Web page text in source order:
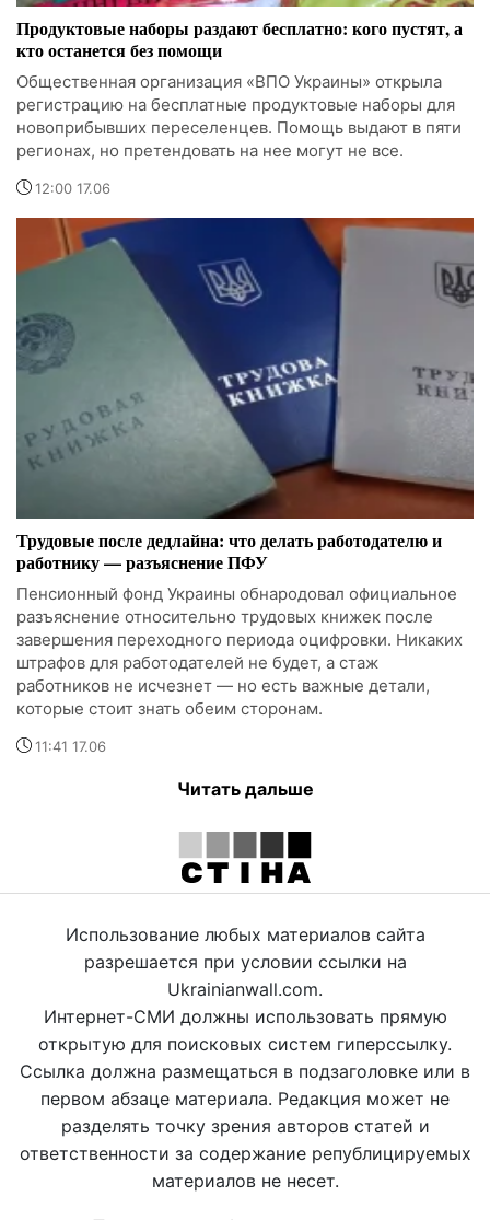
Продуктовые наборы раздают бесплатно: кого пустят, а
кто останется без помощи
Общественная организация «ВПО Украины» открыла
регистрацию на бесплатные продуктовые наборы для
новоприбывших переселенцев. Помощь выдают в пяти
регионах, но претендовать на нее могут не все.
12:00 17.06
Трудовые после дедлайна: что делать работодателю и
работнику — разъяснение ПФУ
Пенсионный фонд Украины обнародовал официальное
разъяснение относительно трудовых книжек после
завершения переходного периода оцифровки. Никаких
штрафов для работодателей не будет, а стаж
работников не исчезнет — но есть важные детали,
которые стоит знать обеим сторонам.
11:41 17.06
Читать дальше
Использование любых материалов сайта
разрешается при условии ссылки на
Ukrainianwall.com.
Интернет-СМИ должны использовать прямую
открытую для поисковых систем гиперссылку.
Ссылка должна размещаться в подзаголовке или в
первом абзаце материала. Редакция может не
разделять точку зрения авторов статей и
ответственности за содержание републицируемых
материалов не несет.